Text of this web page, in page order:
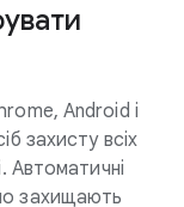
Android і
захисту всіх
Автоматичні
захищають